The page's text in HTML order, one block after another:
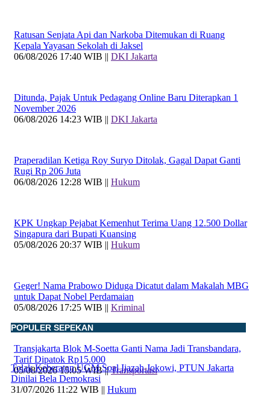
Ratusan Senjata Api dan Narkoba Ditemukan di Ruang
Kepala Yayasan Sekolah di Jaksel
06/08/2026 17:40 WIB || DKI Jakarta
Ditunda, Pajak Untuk Pedagang Online Baru Diterapkan 1
November 2026
06/08/2026 14:23 WIB || DKI Jakarta
Praperadilan Ketiga Roy Suryo Ditolak, Gagal Dapat Ganti
Rugi Rp 206 Juta
06/08/2026 12:28 WIB || Hukum
KPK Ungkap Pejabat Kemenhut Terima Uang 12.500 Dollar
Singapura dari Bupati Kuansing
05/08/2026 20:37 WIB || Hukum
Geger! Nama Prabowo Diduga Dicatut dalam Makalah MBG
untuk Dapat Nobel Perdamaian
05/08/2026 17:25 WIB || Kriminal
Transjakarta Blok M-Soetta Ganti Nama Jadi Transbandara,
Tarif Dipatok Rp15.000
05/08/2026 15:05 WIB ||Transportasi
POPULER SEPEKAN
Tolak Keberatan UGM Soal Ijazah Jokowi, PTUN Jakarta
Dinilai Bela Demokrasi
31/07/2026 11:22 WIB || Hukum